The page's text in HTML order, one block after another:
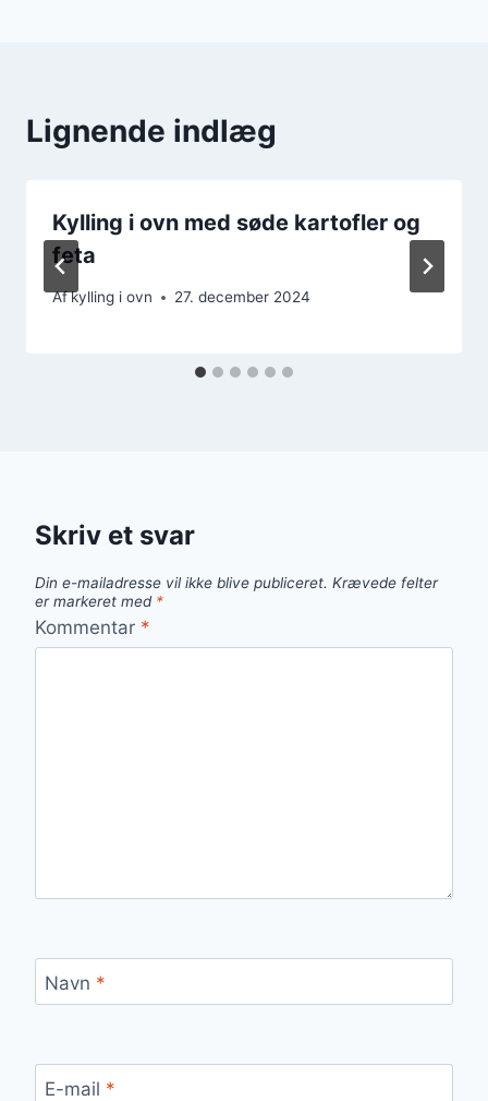
Lignende indlæg
Kylling i ovn med søde kartofler og
feta
Afkylling i ovn 27. december 2024
Skriv et svar
Din e-mailadresse vil ikke blive publiceret. Krævede felter
er markeret med *
Kommentar *
Navn *
E-mail *